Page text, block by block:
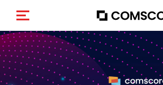
Toggle navigation